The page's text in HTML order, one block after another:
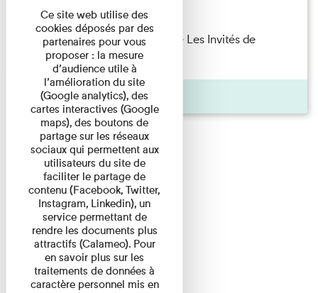
Lecture
Marie Cosnay — Toi et ton frère Les Invités de
l'Imprimerie n°10 À ...
Pages
Ce site web utilise des
cookies déposés par des
partenaires pour vous
proposer : la mesure
d’audience utile à
l’amélioration du site
(Google analytics), des
cartes interactives (Google
maps), des boutons de
partage sur les réseaux
sociaux qui permettent aux
utilisateurs du site de
faciliter le partage de
contenu (Facebook, Twitter,
Instagram, Linkedin), un
service permettant de
rendre les documents plus
attractifs (Calameo). Pour
en savoir plus sur les
traitements de données à
caractère personnel mis en